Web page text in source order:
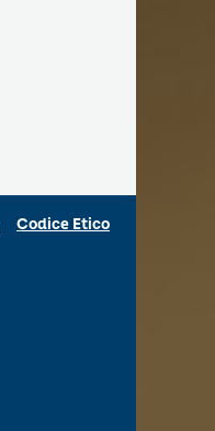
Codice Etico